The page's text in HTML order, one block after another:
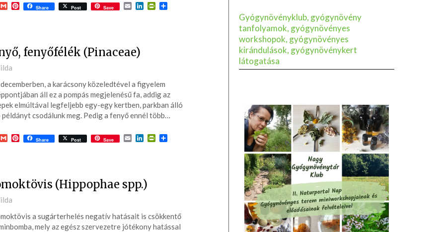
GmailPinterest
Share Post Save EmailLinkedInPrintFriendly
Ossza
fenyőfélék (Pinaceae)
a karácsony közeledtével a figyelem
áll ez a pompás megjelenésű fa, addig az
elmúltával legfeljebb egy-egy kertben, parkban álló
példányt csodálunk meg. Pedig a fenyő ennél több…
GmailPinterest
Share Post Save EmailLinkedInPrintFriendly
Ossza
(Hippophae spp.)
a sugárterhelés negatív hatásait is csökkentő
mely az egész szervezetre jótékony hatással
Gyógynövényklub, gyógynövény
tanfolyamok, gyógynövényes
workshopok, gyógynövényes
kirándulások, gyógynövénykert
látogatása